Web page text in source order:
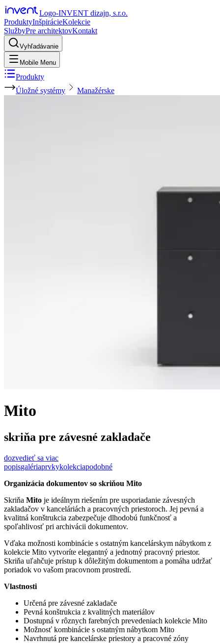
Logo-INVENT dizajn, s.r.o.
ProduktyInšpirácieKolekcie
SlužbyPre architektovKontakt
Vyhľadávanie
Mobile Menu
Produkty
Úložné systémy
Manažérske
Mito
skriňa pre závesné zakladače
dozvedieť sa viac
popisgalériaprvkykolekciapodobné
Organizácia dokumentov so skriňou Mito
Skriňa Mito je ideálnym riešením pre usporiadanie závesných
zakladačov v kanceláriách a pracovných priestoroch. Jej pevná a
kvalitná konštrukcia zabezpečuje dlhodobú funkčnosť a
spoľahlivosť pri archivácii dokumentov.
Vďaka možnosti kombinácie s ostatným kancelárskym nábytkom z
kolekcie Mito vytvoríte elegantný a jednotný pracovný priestor.
Skriňa uľahčuje prístup k dôležitým dokumentom a pomáha udržať
poriadok vo vašom pracovnom prostredí.
Vlastnosti
Určená pre závesné zakladače
Pevná konštrukcia z kvalitných materiálov
Dostupná v rôznych farebných prevedeniach kolekcie Mito
Možnosť kombinácie s ostatným nábytkom Mito
Navrhnutá pre kancelárske priestory a pracovné zóny